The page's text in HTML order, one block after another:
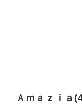
Ａｍａｚｉａ